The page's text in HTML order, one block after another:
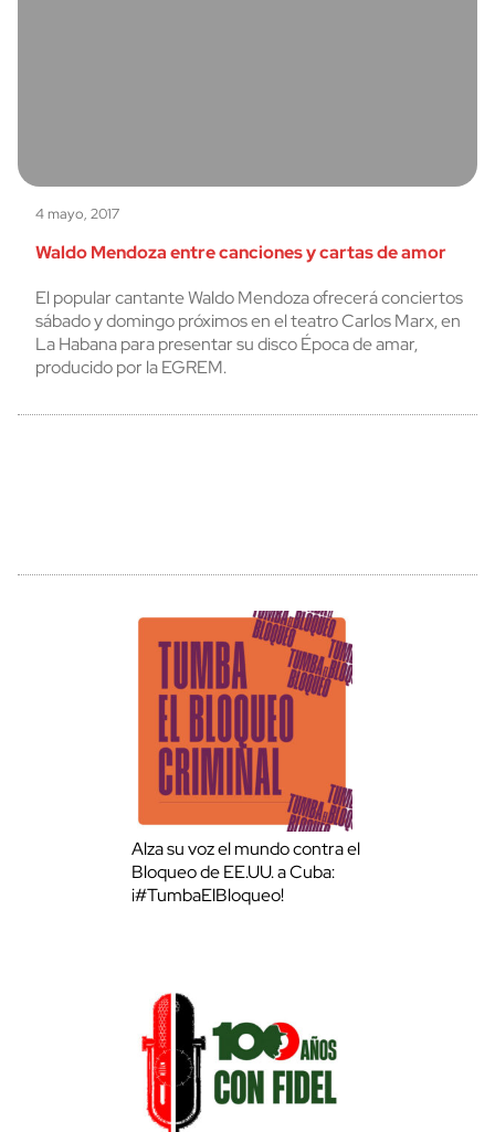
4 mayo, 2017
Waldo Mendoza entre canciones y cartas de amor
El popular cantante Waldo Mendoza ofrecerá conciertos
sábado y domingo próximos en el teatro Carlos Marx, en
La Habana para presentar su disco Época de amar,
producido por la EGREM.
Alza su voz el mundo contra el
Bloqueo de EE.UU. a Cuba:
¡#TumbaElBloqueo!